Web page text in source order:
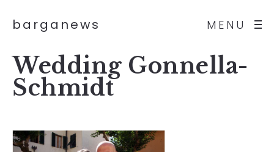
MENU
barganews
Wedding Gonnella-
Schmidt